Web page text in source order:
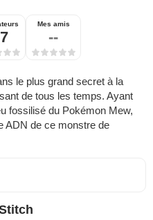
Mes amis
--
le plus grand secret à la
de tous les temps. Ayant
fossilisé du Pokémon Mew,
ADN de ce monstre de